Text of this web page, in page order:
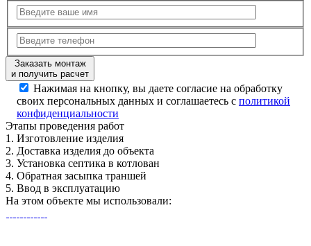
Заказать монтаж
и получить расчет
Нажимая на кнопку, вы даете согласие на обработку
своих персональных данных и соглашаетесь с политикой
конфиденциальности
Этапы проведения работ
1. Изготовление изделия
2. Доставка изделия до объекта
3. Установка септика в котлован
4. Обратная засыпка траншей
5. Ввод в эксплуатацию
На этом объекте мы использовали: